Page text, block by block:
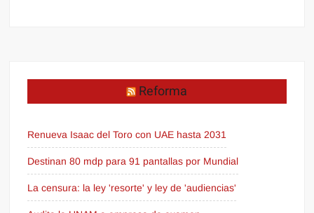
Reforma
Renueva Isaac del Toro con UAE hasta 2031
Destinan 80 mdp para 91 pantallas por Mundial
La censura: la ley 'resorte' y ley de 'audiencias'